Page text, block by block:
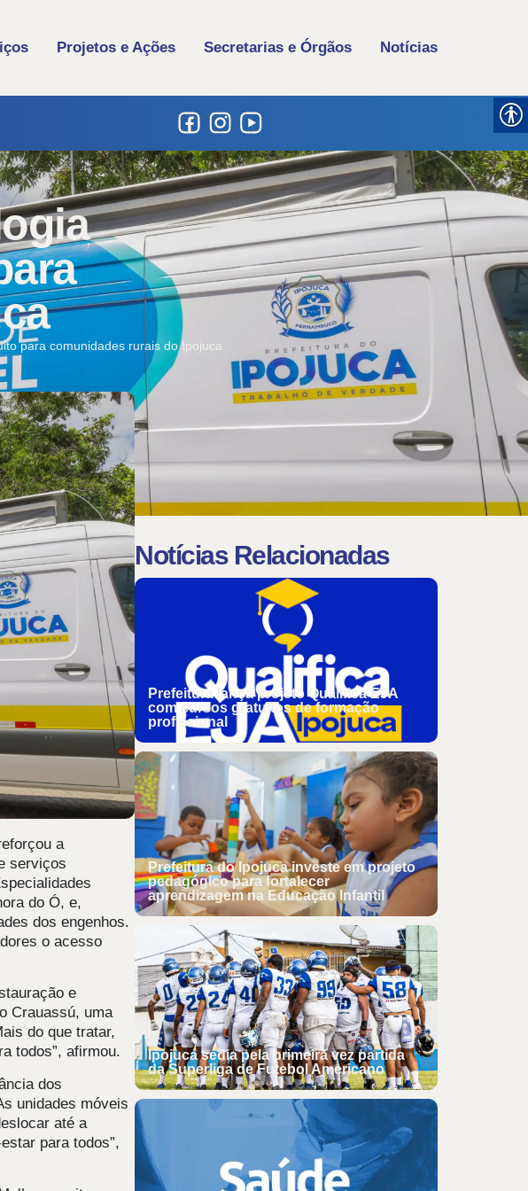
Projetos e Ações Secretarias e Órgãos Notícias
para comunidades rurais do Ipojuca
a
serviços
do Ó, e,
dos engenhos.
o acesso
e
Crauassú, uma
do que tratar,
todos”, afirmou.
dos
unidades móveis
até a
para todos”,
Notícias Relacionadas
Prefeitura lança projeto Qualifica EJA
com cursos gratuitos de formação
profissional
Prefeitura do Ipojuca investe em projeto
pedagógico para fortalecer
aprendizagem na Educação Infantil
Ipojuca sedia pela primeira vez partida
da Superliga de Futebol Americano